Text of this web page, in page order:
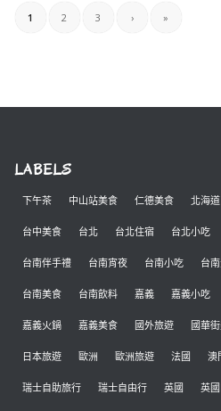
1 2 3 › »
LABELS
下午茶 中山站美食 仁德美食 北海道
台中美食 台北 台北住宿 台北小吃
台南伴手禮 台南宵夜 台南小吃 台
台南美食 台南飲料 嘉義 嘉義小吃
嘉義火鍋 嘉義美食 國外旅遊 國華
日本旅遊 歐洲 歐洲旅遊 法國 澳
瑞士自助旅行 瑞士自由行 英國 英